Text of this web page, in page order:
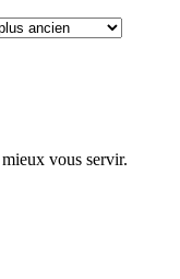
vous servir.